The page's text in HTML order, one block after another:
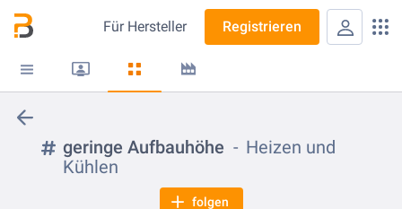
Für Hersteller Registrieren
geringe Aufbauhöhe
Heizen und
Kühlen
folgen